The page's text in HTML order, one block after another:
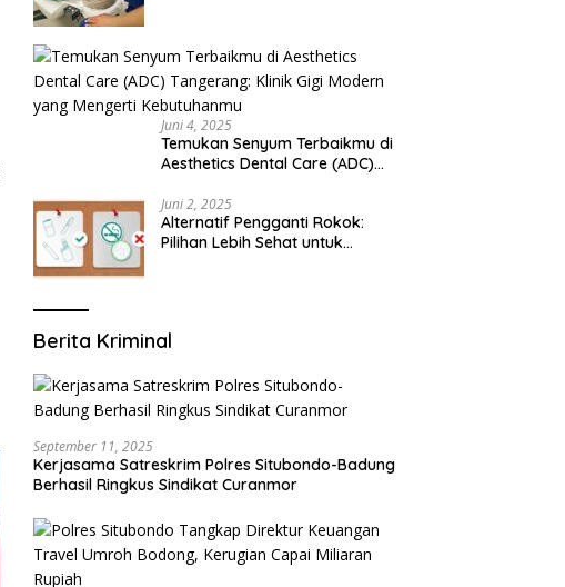
Juni 4, 2025
Temukan Senyum Terbaikmu di
Aesthetics Dental Care (ADC)
yang Mengerti Kebutuhanmu
Juni 2, 2025
Alternatif Pengganti Rokok:
Pilihan Lebih Sehat untuk
Berita Kriminal
September 11, 2025
Kerjasama Satreskrim Polres Situbondo-Badung
Berhasil Ringkus Sindikat Curanmor